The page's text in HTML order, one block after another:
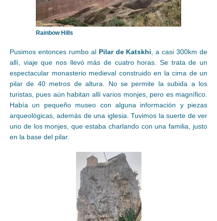
Rainbow Hills
Pusimos entonces rumbo al Pilar de Katskhi, a casi 300km de
allí, viaje que nos llevó más de cuatro horas. Se trata de un
espectacular monasterio medieval construido en la cima de un
pilar de 40 metros de altura. No se permite la subida a los
turistas, pues aún habitan allí varios monjes, pero es magnífico.
Había un pequeño museo con alguna información y piezas
arqueológicas, además de una iglesia. Tuvimos la suerte de ver
uno de los monjes, que estaba charlando con una familia, justo
en la base del pilar.